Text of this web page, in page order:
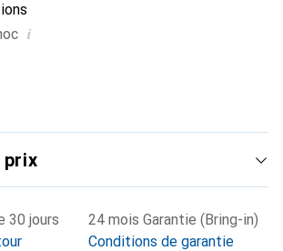
i
prix
30 jours
24 mois Garantie (Bring-in)
Conditions de garantie